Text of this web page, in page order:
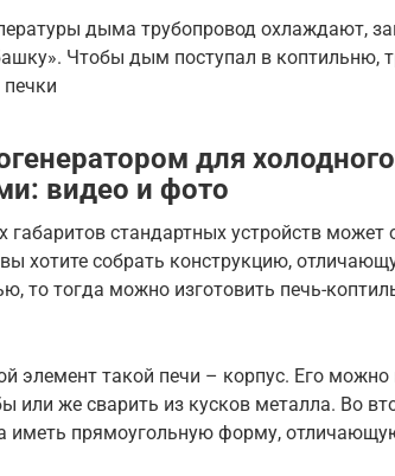
дыма трубопровод охлаждают,
Чтобы дым поступал в коптильню,
для
видео и фото
габаритов стандартных устройств может
хотите собрать конструкцию,
то тогда можно изготовить печь-
элемент такой печи – корпус. Его
или же сварить из кусков металла. Во
иметь прямоугольную форму,